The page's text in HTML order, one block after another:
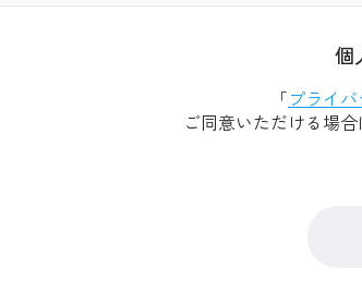
個
「プライ
ご同意いただける場